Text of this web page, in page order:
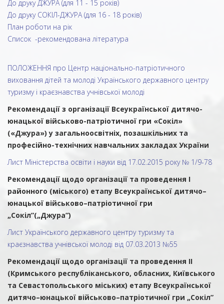
До друку ДЖУРА (для 11 - 15 років)
До друку СОКІЛ-ДЖУРА (для 16 - 18 років)
План роботи на рік
Список -рекомендована література
ПОЛОЖЕННЯ про Центр національно-патріотичного
виховання дітей та молоді Українського державного центру
туризму і краєзнавства учнівської молоді
Рекомендації з організації Всеукраїнської дитячо-
юнацької військово-патріотичної гри «Сокіл»
(«Джура») у загальноосвітніх, позашкільних та
професійно-технічних навчальних закладах України
Лист Міністерства освіти і науки від 17.02.2015 року № 1/9-78
Рекомендації щодо організації та проведення І
районного (міського) етапу Всеукраїнської дитячо–
юнацької військово–патріотичної гри
„Сокіл”(„Джура”)
Лист Українського державного центру туризму та
краєзнавства учнівської молоді від 07.03.2013 №55
Рекомендації щодо організації та проведення ІI
(Кримського республіканського, обласних, Київського
та Севастопольського міських) етапу Всеукраїнської
дитячо–юнацької військово–патріотичної гри „Сокіл”